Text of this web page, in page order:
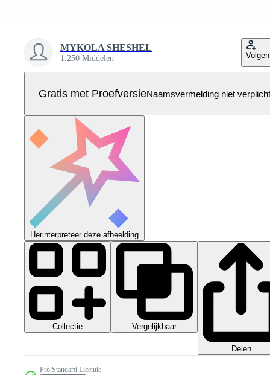
MYKOLA SHESHEL
1.250 Middelen Volgen
Gratis met ProefversieNaamsvermelding niet verplicht
Herinterpreteer deze afbeelding
Collectie Vergelijkbaar
Delen
Pro Standard Licentie